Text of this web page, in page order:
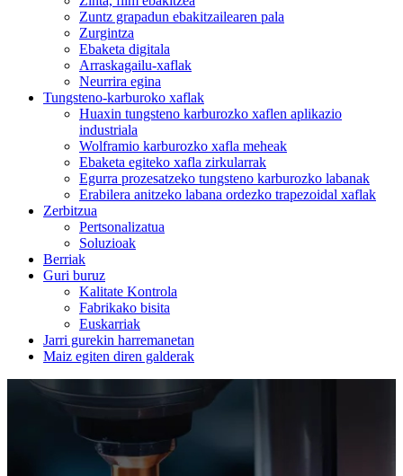
Zuntz grapadun ebakitzailearen pala
Zurgintza
Ebaketa digitala
Arraskagailu-xaflak
Neurrira egina
Tungsteno-karburoko xaflak
Huaxin tungsteno karburozko xaflen aplikazio
industriala
Wolframio karburozko xafla meheak
Ebaketa egiteko xafla zirkularrak
Egurra prozesatzeko tungsteno karburozko labanak
Erabilera anitzeko labana ordezko trapezoidal xaflak
Zerbitzua
Pertsonalizatua
Soluzioak
Berriak
Guri buruz
Kalitate Kontrola
Fabrikako bisita
Euskarriak
Jarri gurekin harremanetan
Maiz egiten diren galderak